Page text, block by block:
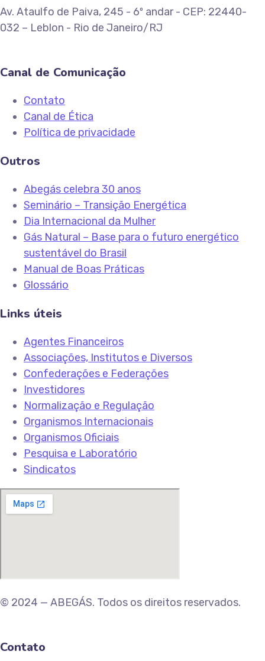
Av. Ataulfo de Paiva, 245 - 6º andar - CEP: 22440-
032 – Leblon - Rio de Janeiro/RJ
Canal de Comunicação
Contato
Canal de Ética
Política de privacidade
Outros
Abegás celebra 30 anos
Seminário – Transição Energética
Dia Internacional da Mulher
Gás Natural – Base para o futuro energético
sustentável do Brasil
Manual de Boas Práticas
Glossário
Links úteis
Agentes Financeiros
Associações, Institutos e Diversos
Confederações e Federações
Investidores
Normalização e Regulação
Organismos Internacionais
Organismos Oficiais
Pesquisa e Laboratório
Sindicatos
© 2024 — ABEGÁS. Todos os direitos reservados.
Contato